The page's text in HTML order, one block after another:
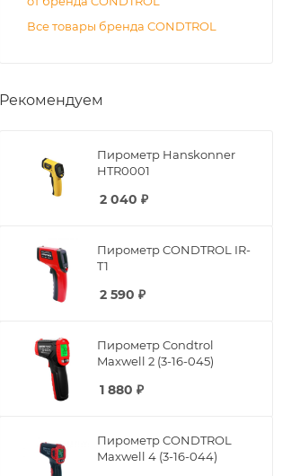
Все товары бренда CONDTROL
Рекомендуем
Пирометр Hanskonner
HTR0001
2 040 ₽
Пирометр CONDTROL IR-
T1
2 590 ₽
Пирометр Condtrol
Maxwell 2 (3-16-045)
1 880 ₽
Пирометр CONDTROL
Maxwell 4 (3-16-044)